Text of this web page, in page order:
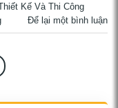
Kế Và Thi Công
Để lại một bình luận